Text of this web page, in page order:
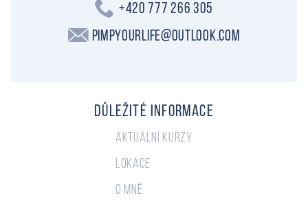
+420 777 266 305
PimpYourLife@outlook.com
Důležité informace
Aktuální kurzy
Lokace
O mně